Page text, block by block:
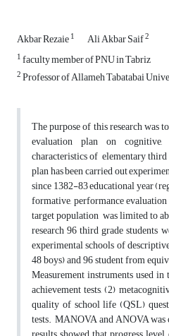
Akbar Rezaie1 Ali Akbar Saif2
1faculty member of PNU in Tabriz
2Professor of Allameh Tabatabai
The purpose of this research was
evaluation plan on
characteristics of elementary
plan has been carried out
since 1382-83 educational year
formative, performance
target population was limited to
research 96 third grade students
experimental schools of
48 boys) and 96 student from
Measurement instruments used
achievement tests, (2)
quality of school life (QSL)
tests. MANOVA and ANOVA was